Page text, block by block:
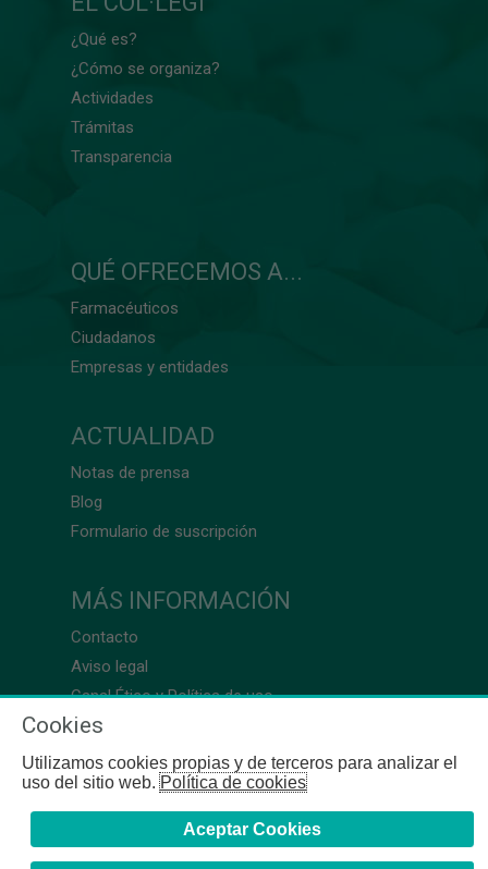
¿Qué es?
¿Cómo se organiza?
Actividades
Trámitas
Transparencia
QUÉ OFRECEMOS A...
Farmacéuticos
Ciudadanos
Empresas y entidades
ACTUALIDAD
Notas de prensa
Blog
Formulario de suscripción
MÁS INFORMACIÓN
Contacto
Aviso legal
Canal Ético y Política de uso
Cookies
Utilizamos cookies propias y de terceros para analizar el
uso del sitio web.Política de cookies
Aceptar Cookies